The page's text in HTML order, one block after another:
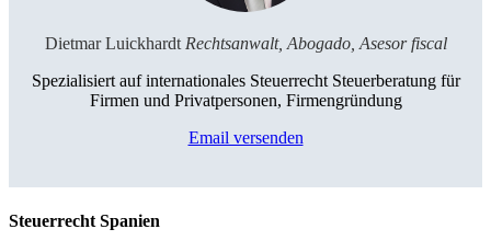
Dietmar LuickhardtRechtsanwalt, Abogado, Asesor fiscal
Spezialisiert auf internationales Steuerrecht Steuerberatung für
Firmen und Privatpersonen, Firmengründung
Email versenden
Steuerrecht Spanien